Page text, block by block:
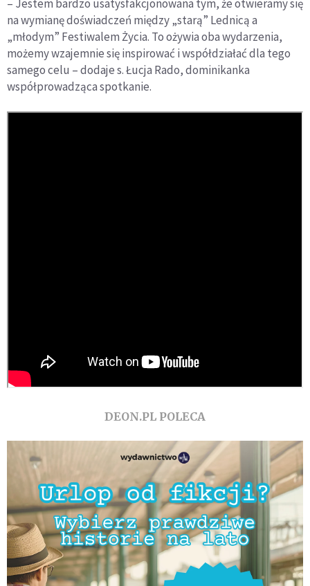
– Jestem bardzo usatysfakcjonowana tym, że otwieramy się
na wymianę doświadczeń między „starą” Lednicą a
„młodym” Festiwalem Życia. To ożywia oba wydarzenia,
możemy wzajemnie się inspirować i współdziałać dla tego
samego celu – dodaje s. Łucja Rado, dominikanka
współprowadząca spotkanie.
DEON.PL POLECA